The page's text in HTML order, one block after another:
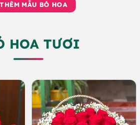
MẪU BÓ HOA
HOA TƯƠI